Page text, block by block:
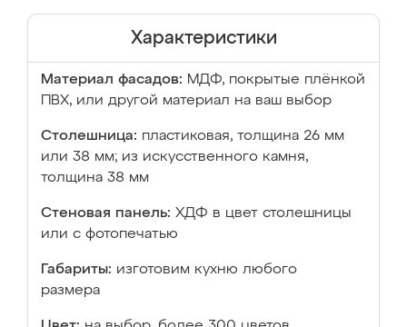
Характеристики
Материал фасадов: МДФ, покрытые плёнкой
ПВХ, или другой материал на ваш выбор
Столешница: пластиковая, толщина 26 мм
или 38 мм; из искусственного камня,
толщина 38 мм
Стеновая панель: ХДФ в цвет столешницы
или с фотопечатью
Габариты: изготовим кухню любого
размера